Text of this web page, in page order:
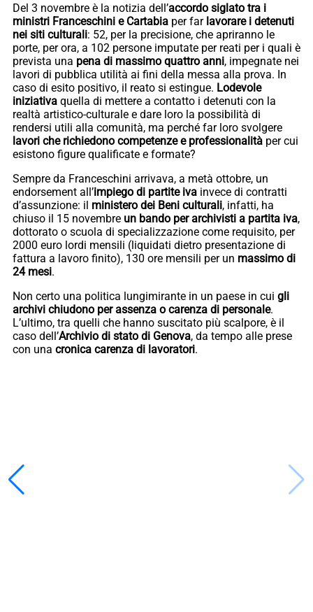
Del 3 novembre è la notizia dell’accordo siglato tra i
ministri Franceschini e Cartabia per far lavorare i detenuti
nei siti culturali: 52, per la precisione, che apriranno le
porte, per ora, a 102 persone imputate per reati per i quali è
prevista una pena di massimo quattro anni, impegnate nei
lavori di pubblica utilità ai fini della messa alla prova. In
caso di esito positivo, il reato si estingue. Lodevole
iniziativa quella di mettere a contatto i detenuti con la
realtà artistico-culturale e dare loro la possibilità di
rendersi utili alla comunità, ma perché far loro svolgere
lavori che richiedono competenze e professionalità per cui
esistono figure qualificate e formate?
Sempre da Franceschini arrivava, a metà ottobre, un
endorsement all’impiego di partite iva invece di contratti
d’assunzione: il ministero dei Beni culturali, infatti, ha
chiuso il 15 novembre un bando per archivisti a partita iva,
dottorato o scuola di specializzazione come requisito, per
2000 euro lordi mensili (liquidati dietro presentazione di
fattura a lavoro finito), 130 ore mensili per un massimo di
24 mesi.
Non certo una politica lungimirante in un paese in cui gli
archivi chiudono per assenza o carenza di personale.
L’ultimo, tra quelli che hanno suscitato più scalpore, è il
caso dell’Archivio di stato di Genova, da tempo alle prese
con una cronica carenza di lavoratori.